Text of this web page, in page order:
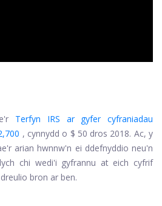
Terfyn IRS ar gyfer cyfraniadau
, cynnydd o $ 50 dros 2018. Ac, y
arian hwnnw'n ei ddefnyddio neu'n
chi wedi'i gyfrannu at eich cyfrif
bron ar ben.